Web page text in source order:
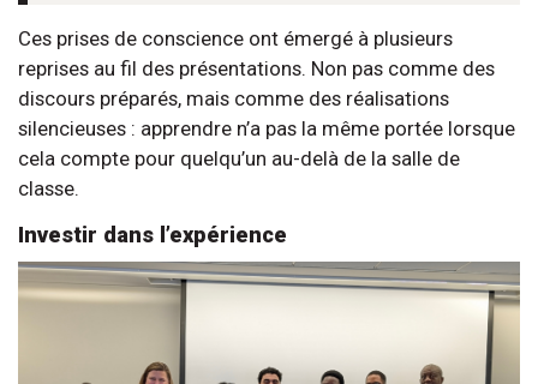
Ces prises de conscience ont émergé à plusieurs
reprises au fil des présentations. Non pas comme des
discours préparés, mais comme des réalisations
silencieuses : apprendre n’a pas la même portée lorsque
cela compte pour quelqu’un au-delà de la salle de
classe.
Investir dans l’expérience